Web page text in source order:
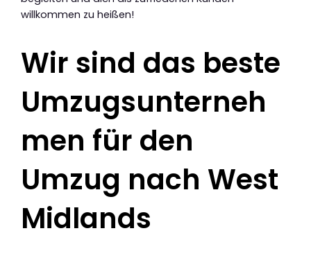
willkommen zu heißen!
Wir sind das beste
Umzugsunterneh
men für den
Umzug nach West
Midlands